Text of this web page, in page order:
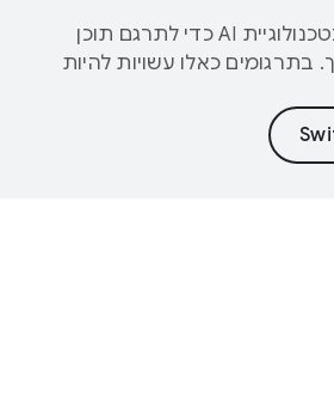
‫Google משתמשת בטכנולוגיית AI כדי לתרגם תוכן
כאלו עשויות להיות